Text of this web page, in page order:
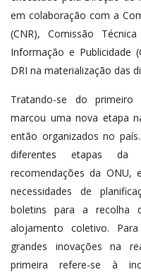
em colaboração com a
(CNR), Comissão
Informação e Publicidade
DRI na materialização das
Tratando-se do primeiro
marcou uma nova etapa
então organizados no
diferentes etapas da
recomendações da ONU,
necessidades de
boletins para a
alojamento coletivo.
grandes inovações na
primeira refere-se à